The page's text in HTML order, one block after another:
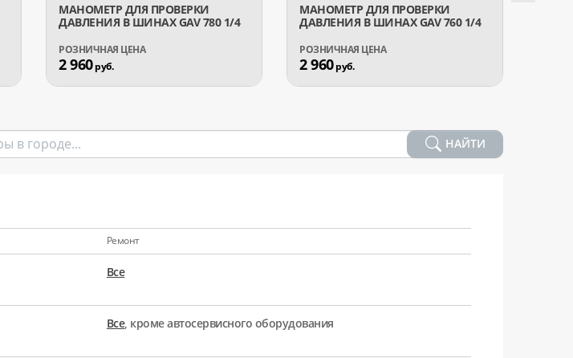
МАНОМЕТР ДЛЯ ПРОВЕРКИ
ДАВЛЕНИЯ В ШИНАХ GAV 780 1/4
2 960руб.
МАНОМЕТР ДЛЯ ПРОВЕРКИ
ДАВЛЕНИЯ В ШИНАХ GAV 760 1/4
2 960руб.
НАЙТИ
Ремонт
Все
Все, кроме автосервисного оборудования